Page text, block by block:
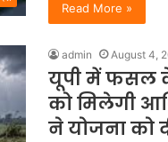
Read More »
admin August 4,
यूपी में फसल
को मिलेगी
ने योजना को